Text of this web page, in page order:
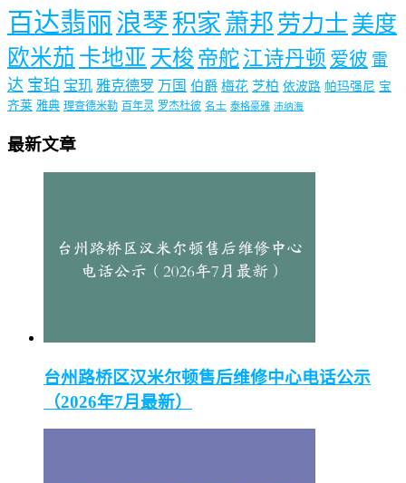
百达翡丽 浪琴 积家 萧邦 劳力士 美度
欧米茄 卡地亚 天梭 帝舵 江诗丹顿 爱彼 雷
达 宝珀 宝玑 雅克德罗 万国 伯爵 梅花 芝柏 依波路 帕玛强尼 宝
齐莱 雅典 理查德米勒 百年灵 罗杰杜彼 名士 泰格豪雅 沛纳海
最新文章
台州路桥区汉米尔顿售后维修中心电话公示
（2026年7月最新）